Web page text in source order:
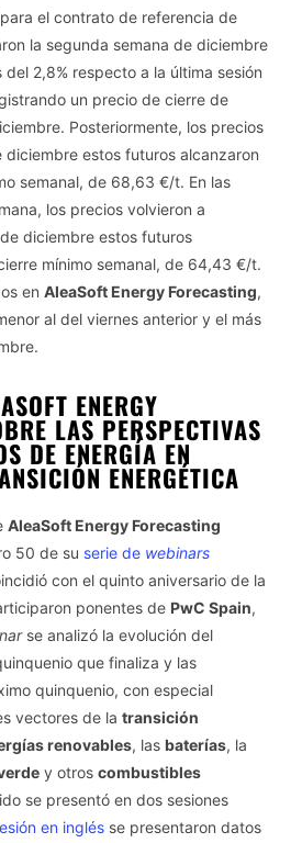
para el contrato de referencia de
la segunda semana de diciembre
2,8% respecto a la última sesión
un precio de cierre de
Posteriormente, los precios
diciembre estos futuros alcanzaron
semanal, de 68,63 €/t. En las
los precios volvieron a
diciembre estos futuros
mínimo semanal, de 64,43 €/t.
en AleaSoft Energy Forecasting,
al del viernes anterior y el más
ENERGY
LAS PERSPECTIVAS
DE ENERGÍA EN
ENERGÉTICA
AleaSoft Energy Forecasting
50 de su serie de webinars
con el quinto aniversario de la
ponentes de PwC Spain,
se analizó la evolución del
que finaliza y las
quinquenio, con especial
vectores de la transición
renovables, las baterías, la
y otros combustibles
se presentó en dos sesiones
en inglés se presentaron datos